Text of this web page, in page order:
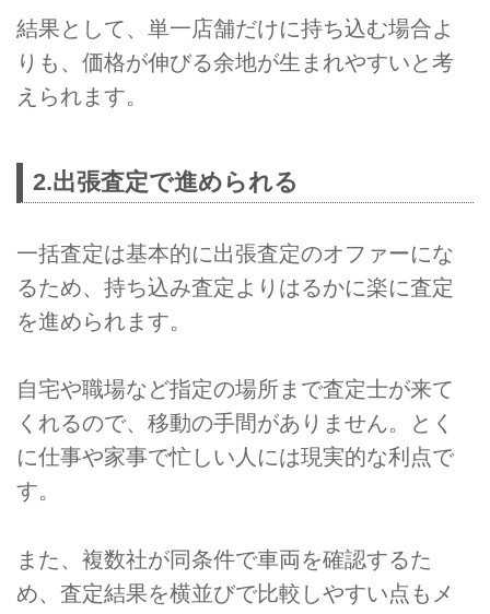
結果として、単一店舗だけに持ち込む場合よ
りも、価格が伸びる余地が生まれやすいと考
えられます。
2.出張査定で進められる
一括査定は基本的に出張査定のオファーにな
るため、持ち込み査定よりはるかに楽に査定
を進められます。
自宅や職場など指定の場所まで査定士が来て
くれるので、移動の手間がありません。とく
に仕事や家事で忙しい人には現実的な利点で
す。
また、複数社が同条件で車両を確認するた
め、査定結果を横並びで比較しやすい点もメ